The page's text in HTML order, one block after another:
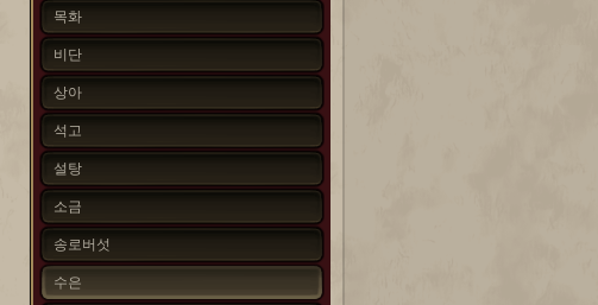
목화
비단
상아
석고
설탕
소금
송로버섯
수은